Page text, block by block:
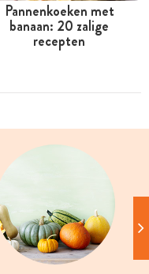
Pannenkoeken met
banaan: 20 zalige
recepten